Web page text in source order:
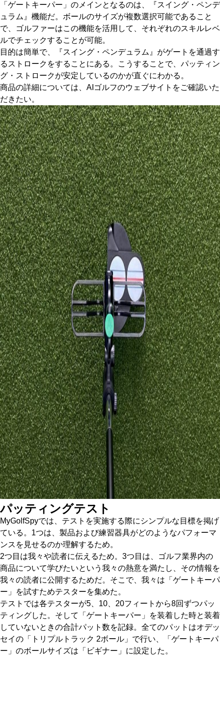
「ゲートキーパー」のメインとなるのは、『スイング・ペンデ
ュラム』機能だ。ボールのサイズが複数選択可能であること
で、ゴルファーはこの機能を活用して、それぞれのスキルレベ
ルでチェックすることが可能。
目的は簡単で、『スイング・ペンデュラム』がゲートを通過す
るストロークをすることにある。こうすることで、パッティン
グ・ストロークが安定しているのかが直ぐにわかる。
商品の詳細については、AIゴルフのウェブサイトをご確認いた
だきたい。
パッティングテスト
MyGolfSpyでは、テストを実施する際にシンプルな目標を掲げ
ている。1つは、製品および練習器具がどのようなパフォーマ
ンスを見せるのか理解するため。
2つ目は我々や読者に伝えるため。3つ目は、ゴルフ業界内の
商品について学びたいという我々の熱意を満たし、その情報を
我々の読者に公開するためだ。そこで、我々は「ゲートキーパ
ー」を試すためテスターを集めた。
テストでは各テスターが5、10、20フィートから8回ずつパッ
ティングした。そして「ゲートキーパー」を装着した時と装着
していないときの合計パット数を記録。全てのパットはオデッ
セイの「トリプルトラック 2ボール」で行い、「ゲートキーパ
ー」のボールサイズは「ビギナー」に設定した。